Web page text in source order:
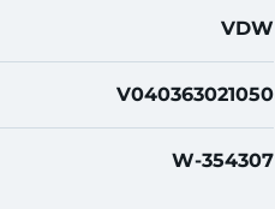
VDW
V040363021050
W-354307